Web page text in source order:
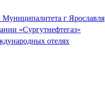
Муниципалитета г Ярославля
«Сургутнефтегаз»
отелях